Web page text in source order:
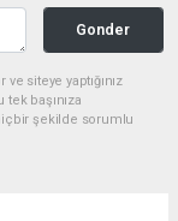
Gonder
siteye yaptığınız
başınıza
şekilde sorumlu